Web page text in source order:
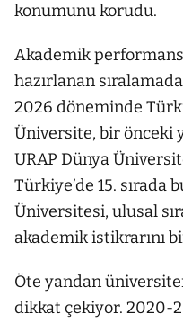
konumunu korudu.
Akademik
hazırlanan
2026 döneminde
Üniversite, bir önceki
URAP Dünya
Türkiye’de 15. sırada
Üniversitesi, ulusal
akademik istikrarını
Öte yandan
dikkat çekiyor. 2020-